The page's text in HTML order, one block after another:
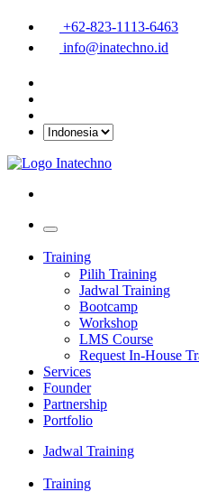
+62-823-1113-6463
info@inatechno.id
Training
Pilih Training
Jadwal Training
Bootcamp
Workshop
LMS Course
Request In-House
Services
Founder
Partnership
Portfolio
Jadwal Training
Training